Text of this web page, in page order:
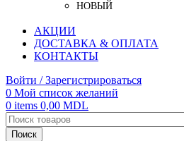
НОВЫЙ
АКЦИИ
ДОСТАВКА & ОПЛАТА
КОНТАКТЫ
Войти / Зарегистрироваться
0 Мой список желаний
0 items 0,00 MDL
Поиск